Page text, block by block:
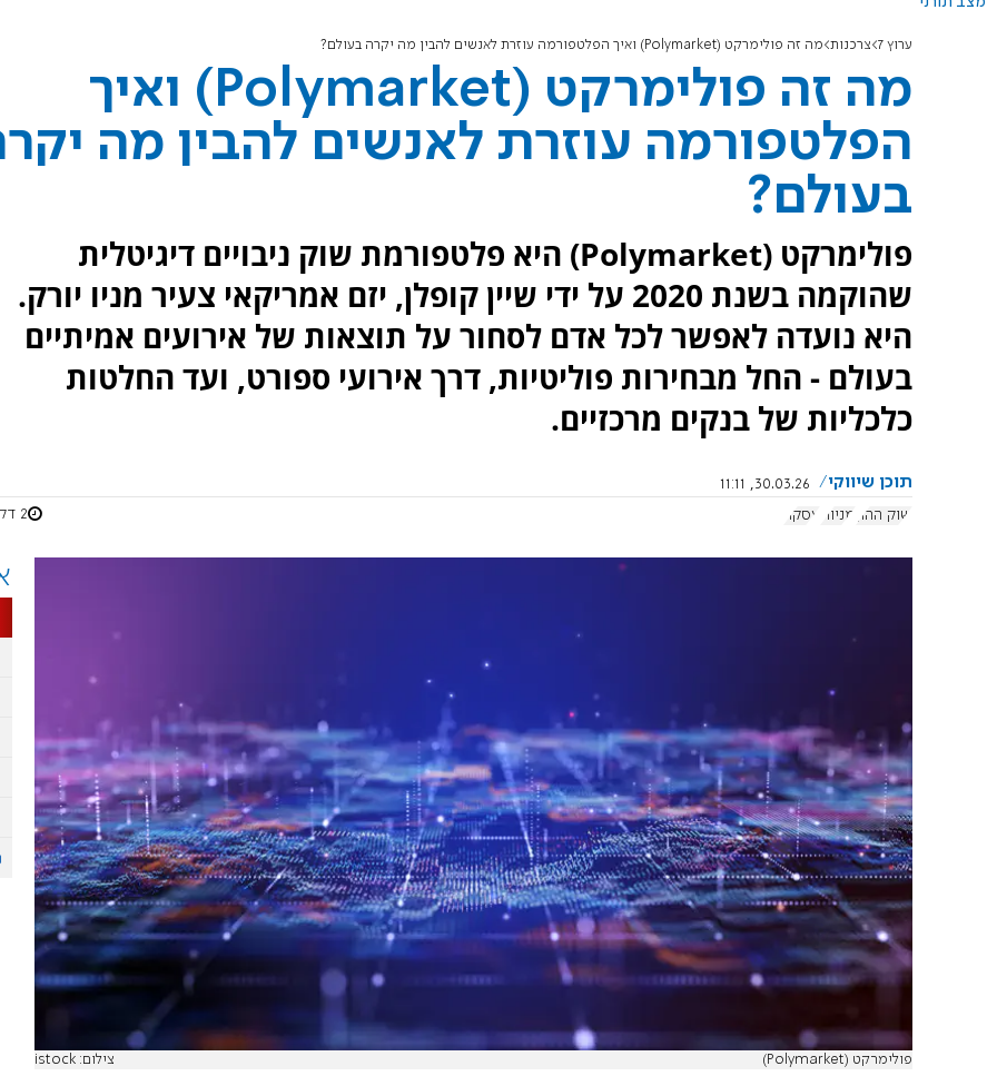
ערוץ 7 צרכנות מה זה פולימרקט (Polymarket) ואיך הפלטפורמה עוזרת לאנשים להבין מה יקרה בעולם?
מה זה פולימרקט (Polymarket) ואיך
הפלטפורמה עוזרת לאנשים להבין מה
בעולם?
פולימרקט (Polymarket) היא פלטפורמת שוק ניבויים דיגיטלית
שהוקמה בשנת 2020 על ידי שיין קופלן, יזם אמריקאי צעיר מניו יורק.
היא נועדה לאפשר לכל אדם לסחור על תוצאות של אירועים אמיתיים
בעולם - החל מבחירות פוליטיות, דרך אירועי ספורט, ועד החלטות
כלכליות של בנקים מרכזיים.
תוכן שיווקי
30.03.26, 11:11
שוק ההון
מניות עסקה 2 דקות
פולימרקט (Polymarket) צילום: istock